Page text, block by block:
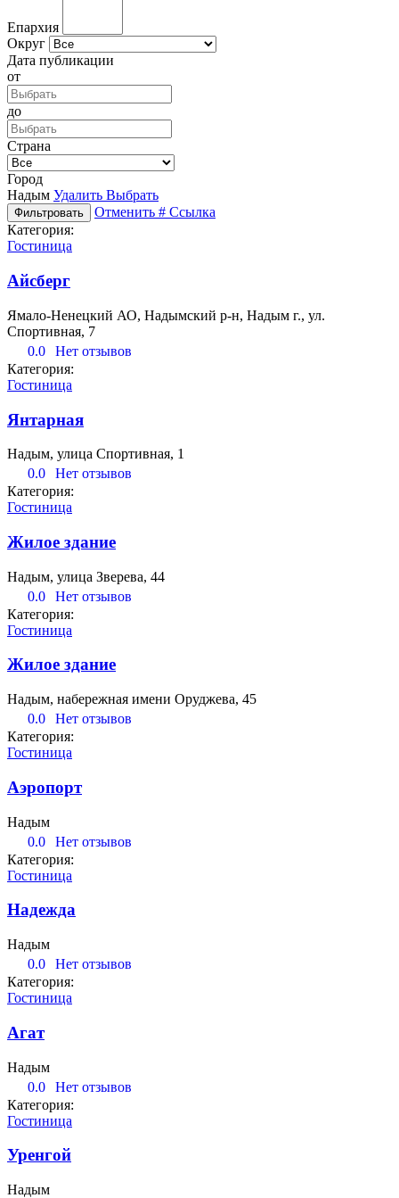
Епархия
Округ
Дата публикации
от
до
Страна
Город
Надым Удалить Выбрать
Фильтровать Отменить # Ссылка
Категория:
Гостиница
Айсберг
Ямало-Ненецкий АО, Надымский р-н, Надым г., ул.
Спортивная, 7
0.0
Нет отзывов
Категория:
Гостиница
Янтарная
Надым, улица Спортивная, 1
0.0
Нет отзывов
Категория:
Гостиница
Жилое здание
Надым, улица Зверева, 44
0.0
Нет отзывов
Категория:
Гостиница
Жилое здание
Надым, набережная имени Оруджева, 45
0.0
Нет отзывов
Категория:
Гостиница
Аэропорт
Надым
0.0
Нет отзывов
Категория:
Гостиница
Надежда
Надым
0.0
Нет отзывов
Категория:
Гостиница
Агат
Надым
0.0
Нет отзывов
Категория:
Гостиница
Уренгой
Надым